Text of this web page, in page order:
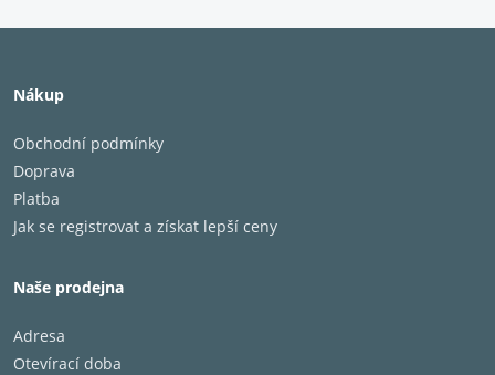
Hmotnost: 8kg
Nákup
Obchodní podmínky
Doprava
Platba
Jak se registrovat a získat lepší ceny
Naše prodejna
Adresa
Otevírací doba